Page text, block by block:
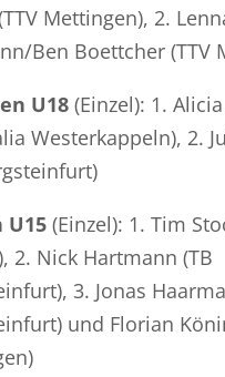
Mettingen), 2.
Ben Boettcher (TTV
U18(Einzel): 1.
Westerkappeln), 2.
U15(Einzel): 1. Tim
2. Nick Hartmann (TB
3. Jonas
und Florian